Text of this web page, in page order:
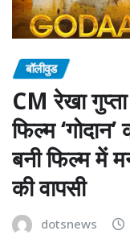
बॉलीवुड
CM रेखा
फिल्म
बनी फिल्म में
की वापसी
dotsnews